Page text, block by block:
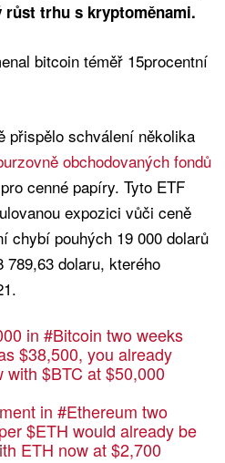
trhu s kryptoměnami.
bitcoin téměř 15procentní
přispělo schválení několika
obchodovaných fondů
cenné papíry. Tyto ETF
expozici vůči ceně
chybí pouhých 19 000 dolarů
789,63 dolaru, kterého
in #Bitcoin two weeks
$38,500, you already
with $BTC at $50,000
in #Ethereum two
$ETH would already be
ETH now at $2,700